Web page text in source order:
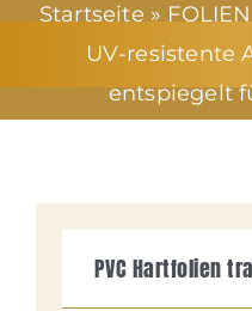
UNTERNEHMEN
PRODUKTE
Startseite » FOLIEN
UV-resistente
entspiegelt
PVC Hartfolien